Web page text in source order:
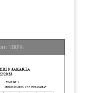
100%